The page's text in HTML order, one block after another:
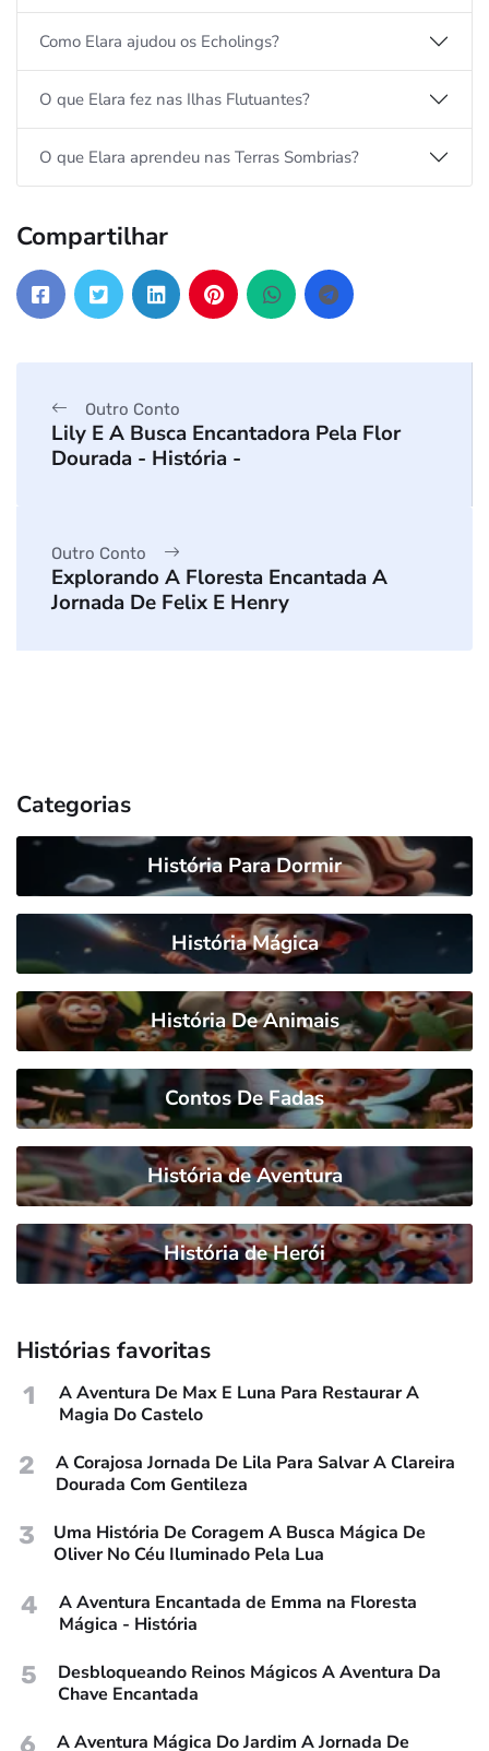
Como Elara ajudou os Echolings?
O que Elara fez nas Ilhas Flutuantes?
O que Elara aprendeu nas Terras Sombrias?
Compartilhar
Outro Conto
Lily E A Busca Encantadora Pela Flor
Dourada - História -
Outro Conto
Explorando A Floresta Encantada A
Jornada De Felix E Henry
Categorias
História Para Dormir
História Mágica
História De Animais
Contos De Fadas
História de Aventura
História de Herói
Histórias favoritas
1
A Aventura De Max E Luna Para Restaurar A
Magia Do Castelo
2
A Corajosa Jornada De Lila Para Salvar A Clareira
Dourada Com Gentileza
3
Uma História De Coragem A Busca Mágica De
Oliver No Céu Iluminado Pela Lua
4
A Aventura Encantada de Emma na Floresta
Mágica - História
5
Desbloqueando Reinos Mágicos A Aventura Da
Chave Encantada
6
A Aventura Mágica Do Jardim A Jornada De